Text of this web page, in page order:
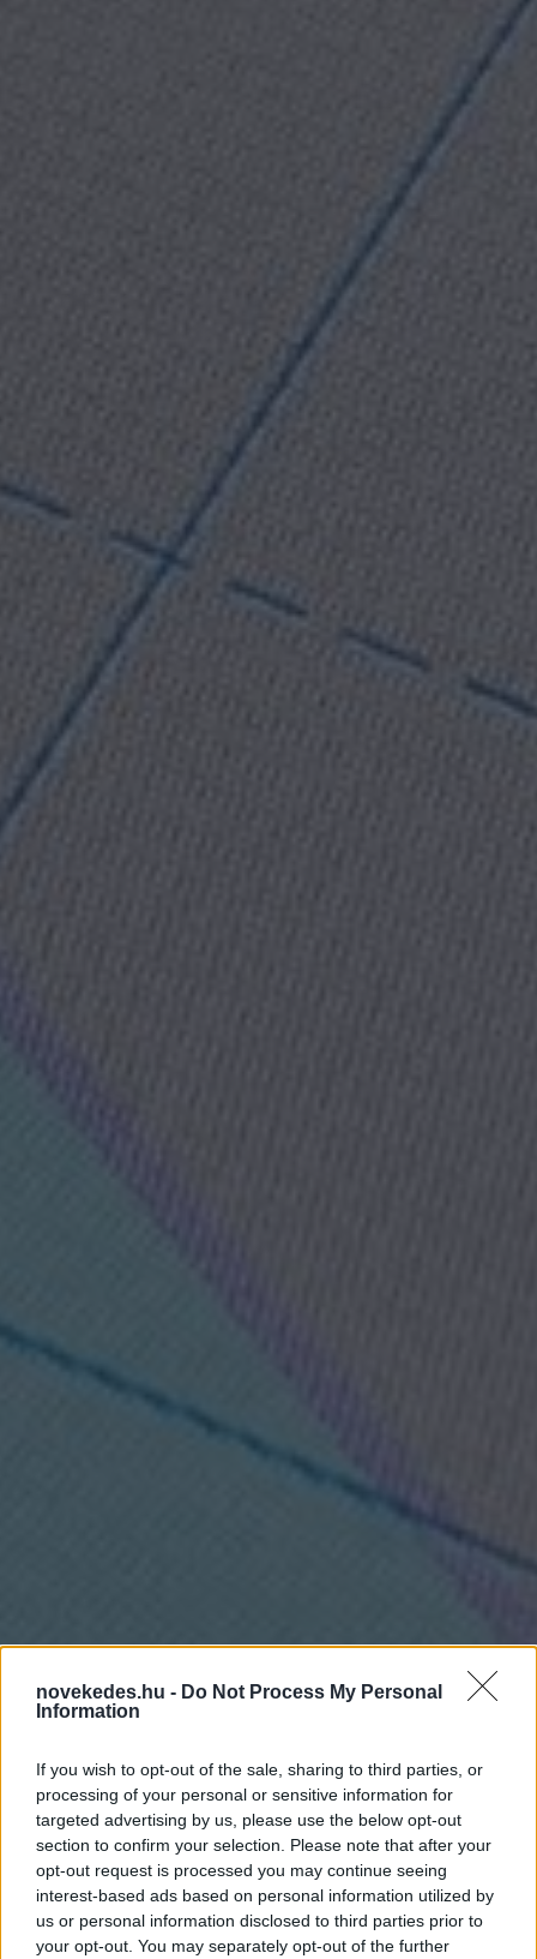
novekedes.hu - Do Not Process My Personal
Information
If you wish to opt-out of the sale, sharing to third parties, or
processing of your personal or sensitive information for
targeted advertising by us, please use the below opt-out
section to confirm your selection. Please note that after your
opt-out request is processed you may continue seeing
interest-based ads based on personal information utilized by
us or personal information disclosed to third parties prior to
your opt-out. You may separately opt-out of the further
Líbia - félmillió migráns